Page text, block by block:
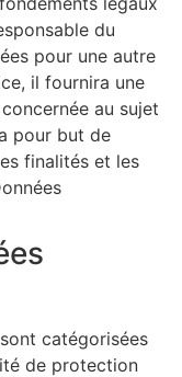
du
pour une autre
il fournira une
au sujet
pour but de
finalités et les
catégorisées
de protection